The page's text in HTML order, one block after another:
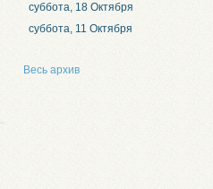
суббота, 18 Октября
суббота, 11 Октября
Весь архив